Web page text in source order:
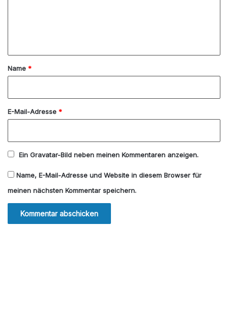
a
Name *
E-Mail-Adresse *
Ein Gravatar-Bild neben meinen Kommentaren anzeigen.
Name, E-Mail-Adresse und Website in diesem Browser für
meinen nächsten Kommentar speichern.